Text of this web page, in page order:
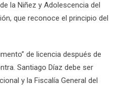
la Niñez y Adolescencia del
que reconoce el principio del
de licencia después de
Santiago Díaz debe ser
y la Fiscalía General del